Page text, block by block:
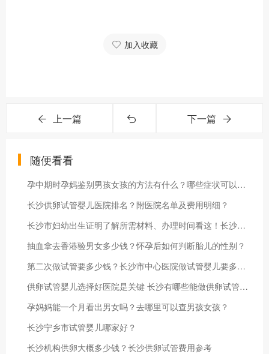
加入收藏
上一篇 下一篇
随便看看
孕中期时孕妈鉴别男孩女孩的方法有什么？哪些症状可以判断男女？
长沙供卵试管婴儿医院排名？附医院名单及费用明细？
长沙市妇幼出生证明了解所需材料、办理时间看这！长沙出生证补办
抽血拿去香港验男女多少钱？怀孕后如何判断胎儿的性别？
第二次做试管要多少钱？长沙市中心医院做试管婴儿要多少钱？
供卵试管婴儿选择好医院是关键 长沙有哪些能做供卵试管的医院呢
孕妈妈能一个月看出男女吗？去哪里可以查男孩女孩？
长沙宁乡市试管婴儿哪家好？
长沙机构供卵大概多少钱？长沙供卵试管费用参考